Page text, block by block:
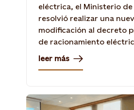
eléctrica, el Ministerio de
resolvió realizar una
modificación al decreto
de racionamiento
inicialmente en agosto de
modo de reducir el riesgo
leer más